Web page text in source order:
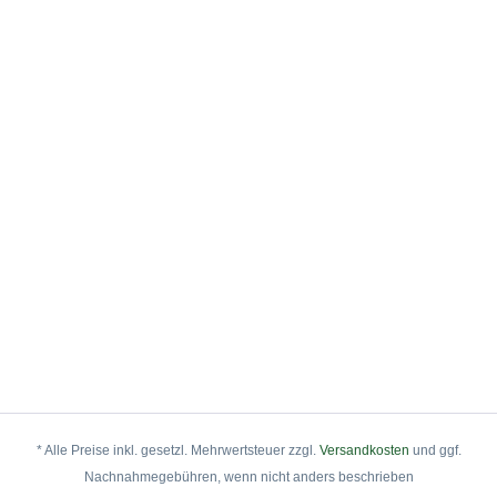
* Alle Preise inkl. gesetzl. Mehrwertsteuer zzgl. Versandkosten und ggf.
Nachnahmegebühren, wenn nicht anders beschrieben